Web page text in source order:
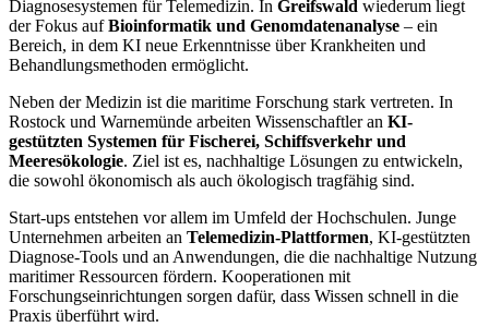
Diagnosesystemen für Telemedizin. In Greifswald wiederum liegt
der Fokus aufBioinformatik und Genomdatenanalyse – ein
Bereich, in dem KI neue Erkenntnisse über Krankheiten und
Behandlungsmethoden ermöglicht.
Neben der Medizin ist die maritime Forschung stark vertreten. In
Rostock und Warnemünde arbeiten Wissenschaftler an KI-
gestützten Systemen für Fischerei, Schiffsverkehr und
Meeresökologie. Ziel ist es, nachhaltige Lösungen zu entwickeln,
die sowohl ökonomisch als auch ökologisch tragfähig sind.
Start-ups entstehen vor allem im Umfeld der Hochschulen. Junge
Unternehmen arbeiten an Telemedizin-Plattformen, KI-gestützten
Diagnose-Tools und an Anwendungen, die die nachhaltige Nutzung
maritimer Ressourcen fördern. Kooperationen mit
Forschungseinrichtungen sorgen dafür, dass Wissen schnell in die
Praxis überführt wird.